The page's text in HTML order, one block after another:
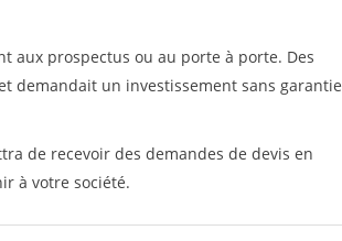
aux prospectus ou au porte à porte. Des
demandait un investissement sans garantie
de recevoir des demandes de devis en
à votre société.